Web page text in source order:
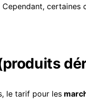
certaines
le tarif pour les